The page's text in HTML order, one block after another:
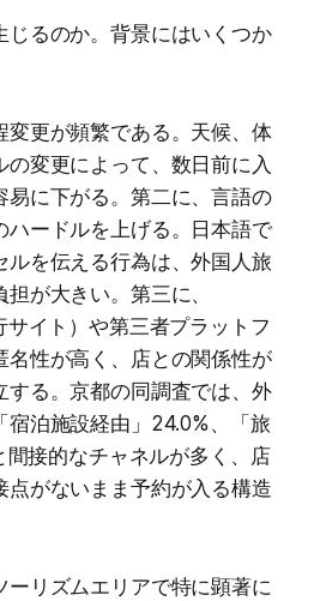
じるのか。背景にはいくつか
変更が頻繁である。天候、体
変更によって、数日前に入
易に下がる。第二に、言語の
ハードルを上げる。日本語で
ルを伝える行為は、外国人旅
が大きい。第三に、
サイト）や第三者プラットフ
名性が高く、店との関係性が
する。京都の同調査では、外
宿泊施設経由」24.0%、「旅
接的なチャネルが多く、店
点がないまま予約が入る構造
ーリズムエリアで特に顕著に